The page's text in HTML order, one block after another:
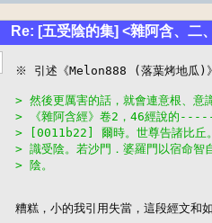
Re: [五受陰的集] <雜阿含、二
※ 引述《Melon888 (落葉烤地瓜)
> 然後更厲害的話，就會連意根、意
> 《雜阿含經》卷2，46經說的
> [0011b22] 爾時。世尊告諸比丘
> 識受陰。若沙門．婆羅門以宿命智
> 陰。
糟糕，小的我引用失當，這段經文